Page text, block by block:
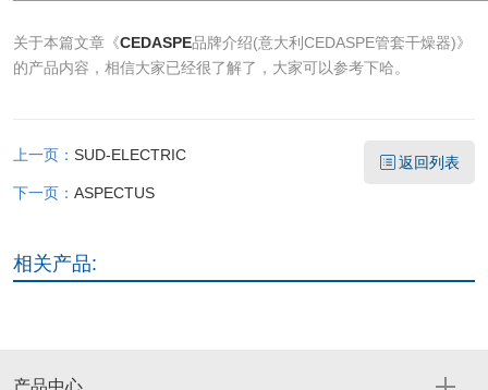
关于本篇文章《CEDASPE品牌介绍(意大利CEDASPE管套干燥器)》
的产品内容，相信大家已经很了解了，大家可以参考下哈。
上一页： SUD-ELECTRIC
下一页： ASPECTUS
返回列表
相关产品:
产品中心